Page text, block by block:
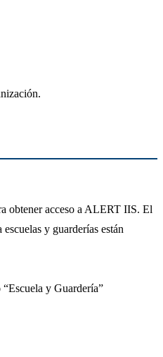
obtener acceso a ALERT IIS. El
y guarderías están
y Guardería”